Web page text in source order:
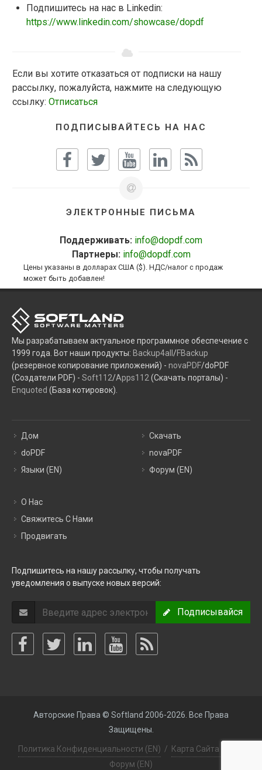
Подпишитесь на нас в Linkedin:
https://www.linkedin.com/showcase/dopdf
Если вы хотите отказаться от подписки на нашу
рассылку, пожалуйста, нажмите на следующую
ссылку: Отписаться
ПОДПИСЫВАЙТЕСЬ НА НАС
ЭЛЕКТРОННЫЕ ПИСЬМА
Поддерживать: info@dopdf.com
Партнеры: info@dopdf.com
Цены указаны в долларах США ($). НДС/налог с продаж
может быть добавлен!
Мы разрабатываем актуальное программное обеспечение с
1999 года. Вот наши продукты: Backup4all /FBackup
(резервное копирование приложений) - novaPDF/doPDF
(Создатели PDF) - Soft112/Apps112 (Скачать порталы) -
Enquoted (База котировок).
Дом
doPDF
Языки (EN)
Скачать
novaPDF
Форум (EN)
О Нас
Свяжитесь С Нами
Продвигать
Подпишитесь на нашу рассылку, чтобы получать
уведомления о выпуске новых версий:
Подписывайся
Авторские Права © Softland 2006-2026. Все Права
Защищены.
Политика Конфиденциальности (EN) / Карта Сайта (EN)
Форум (EN)